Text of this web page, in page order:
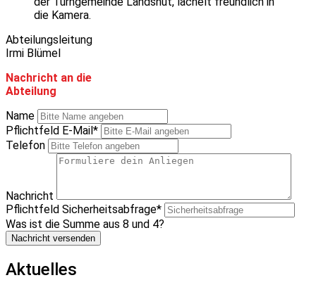
Abteilungsleitung
Irmi Blümel
Nachricht an die
Abteilung
Name
Pflichtfeld E-Mail*
Telefon
Nachricht
Pflichtfeld Sicherheitsabfrage*
Was ist die Summe aus 8 und 4?
Nachricht versenden
Aktuelles